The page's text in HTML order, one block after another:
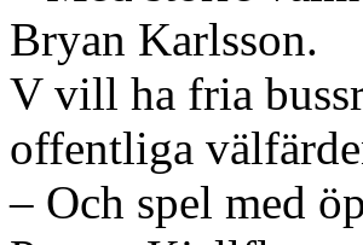
Bryan Karlsson.
V vill ha fria
offentliga
– Och spel med